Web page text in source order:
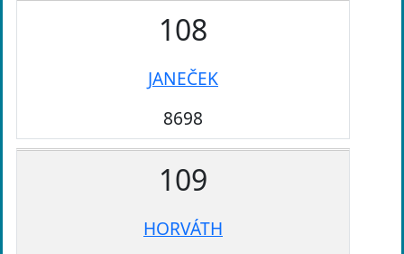
108
JANEČEK
8698
109
HORVÁTH